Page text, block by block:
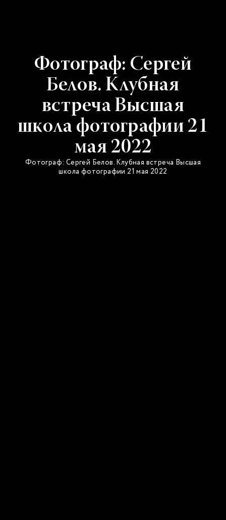
Фотограф: Сергей
Белов. Клубная
встреча Высшая
школа фотографии 21
мая 2022
Фотограф: Сергей Белов. Клубная встреча Высшая
школа фотографии 21 мая 2022